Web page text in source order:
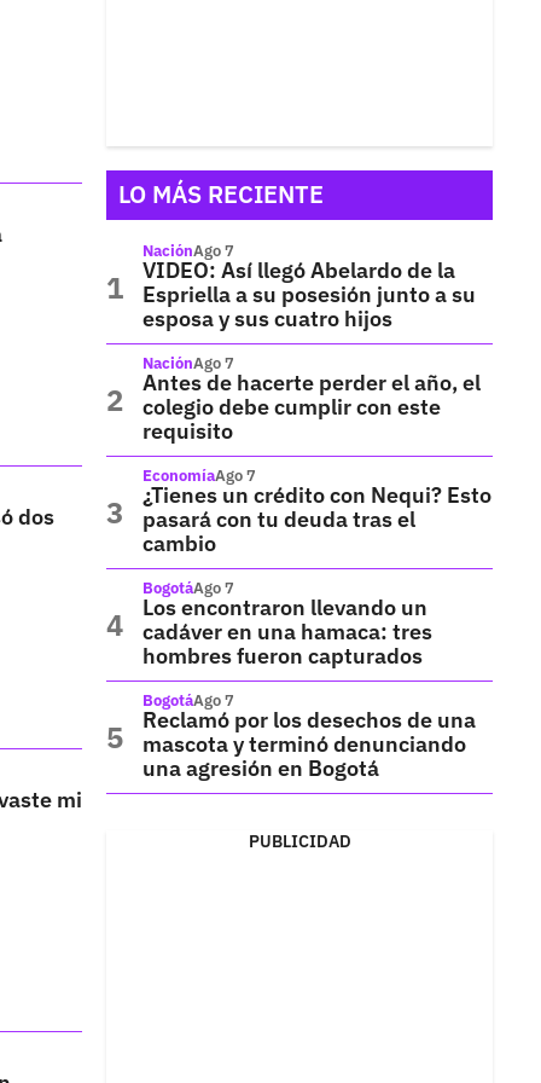
dos
mi
LO MÁS RECIENTE
NaciónAgo 7
VIDEO: Así llegó Abelardo de la
Espriella a su posesión junto a su
esposa y sus cuatro hijos
NaciónAgo 7
Antes de hacerte perder el año, el
colegio debe cumplir con este
requisito
EconomíaAgo 7
¿Tienes un crédito con Nequi? Esto
pasará con tu deuda tras el
cambio
BogotáAgo 7
Los encontraron llevando un
cadáver en una hamaca: tres
hombres fueron capturados
BogotáAgo 7
Reclamó por los desechos de una
mascota y terminó denunciando
una agresión en Bogotá
PUBLICIDAD